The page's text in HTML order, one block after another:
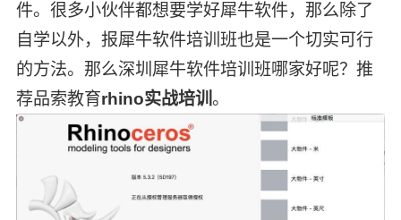
件。很多小伙伴都想要学好犀牛软件，那么除了
自学以外，报犀牛软件培训班也是一个切实可行
的方法。那么深圳犀牛软件培训班哪家好呢？推
荐品索教育rhino实战培训 。